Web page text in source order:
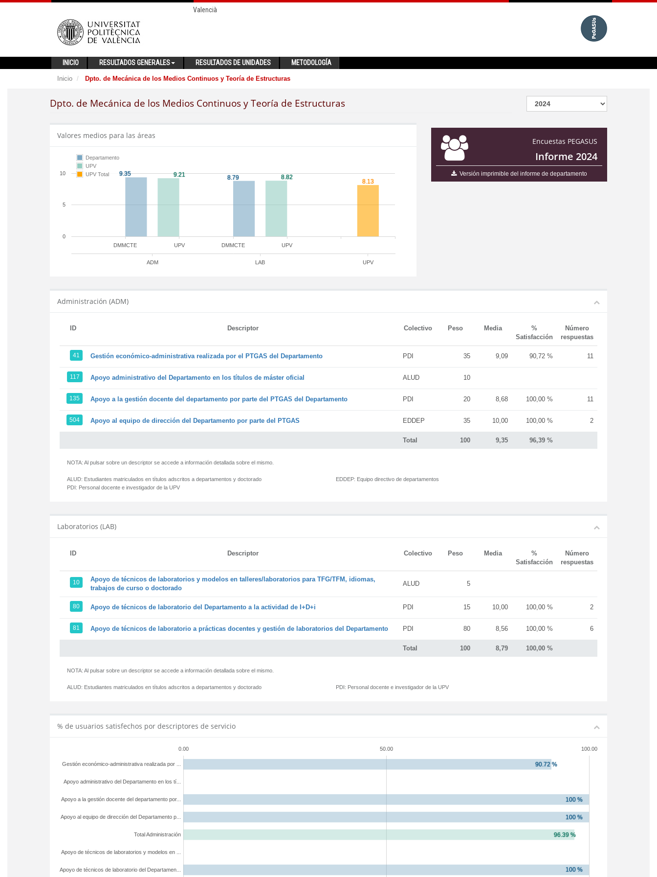
Valencià
INICIO RESULTADOS GENERALES RESULTADOS DE UNIDADES METODOLOGÍA
Inicio Dpto. de Mecánica de los Medios Continuos y Teoría de Estructuras
Dpto. de Mecánica de los Medios Continuos y Teoría de Estructuras
Encuestas PEGASUS
Informe 2024
Versión imprimible del informe de departamento
Valores medios para las áreas
DMMCTE DMMCTE
UPV UPV
ADM LAB UPV
0
5
10
Departamento
UPV
UPV Total
Administración (ADM)
ID Descriptor Colectivo Peso Media
%
Satisfacción
Número
respuestas
Total 100 9,35 96,39 %
41 Gestión económico-administrativa realizada por el PTGAS del Departamento PDI 35 9,09 90,72 % 11
117 Apoyo administrativo del Departamento en los títulos de máster oficial ALUD 10
135 Apoyo a la gestión docente del departamento por parte del PTGAS del Departamento PDI 20 8,68 100,00 % 11
504 Apoyo al equipo de dirección del Departamento por parte del PTGAS EDDEP 35 10,00 100,00 % 2
NOTA: Al pulsar sobre un descriptor se accede a información detallada sobre el mismo.
ALUD: Estudiantes matriculados en títulos adscritos a departamentos y doctorado
PDI: Personal docente e investigador de la UPV
EDDEP: Equipo directivo de departamentos
Laboratorios (LAB)
ID Descriptor Colectivo Peso Media
%
Satisfacción
Número
respuestas
Total 100 8,79 100,00 %
10
Apoyo de técnicos de laboratorios y modelos en talleres/laboratorios para TFG/TFM, idiomas,
trabajos de curso o doctorado
ALUD 5
80 Apoyo de técnicos de laboratorio del Departamento a la actividad de I+D+i PDI 15 10,00 100,00 % 2
81 Apoyo de técnicos de laboratorio a prácticas docentes y gestión de laboratorios del Departamento PDI 80 8,56 100,00 % 6
NOTA: Al pulsar sobre un descriptor se accede a información detallada sobre el mismo.
ALUD: Estudiantes matriculados en títulos adscritos a departamentos y doctorado PDI: Personal docente e investigador de la UPV
% de usuarios satisfechos por descriptores de servicio
0.00 50.00 100.00
Apoyo de técnicos de laboratorio del Departamen...
Apoyo de técnicos de laboratorios y modelos en ...
Total Administración
Apoyo al equipo de dirección del Departamento p...
Apoyo a la gestión docente del departamento por...
Apoyo administrativo del Departamento en los tí...
Gestión económico-administrativa realizada por ...